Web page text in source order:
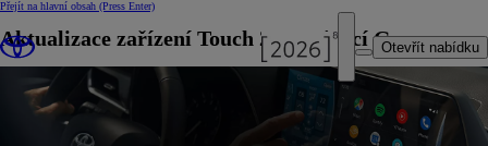
Přejít na hlavní obsah (Press Enter)
Otevřít nabídku
Aktualizace zařízení Touch 2 s navigací Go